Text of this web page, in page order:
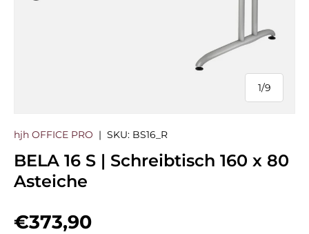
1/
von
9
hjh OFFICE PRO | SKU: BS16_R
BELA 16 S | Schreibtisch 160 x 80
Asteiche
Normaler Preis
€373,90